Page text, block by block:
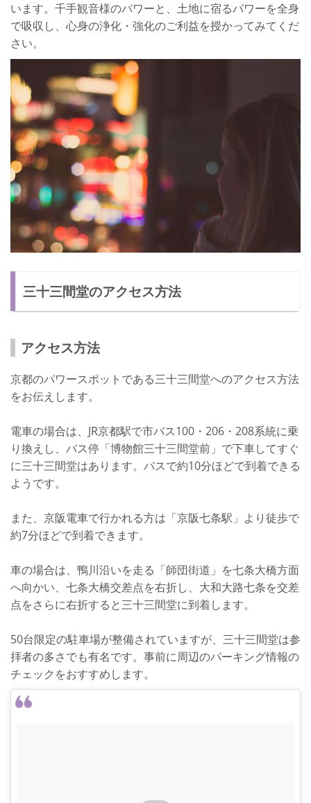
います。千手観音様のパワーと、土地に宿るパワーを全身
で吸収し、心身の浄化・強化のご利益を授かってみてくだ
さい。
三十三間堂のアクセス方法
アクセス方法
京都のパワースポットである三十三間堂へのアクセス方法
をお伝えします。
電車の場合は、JR京都駅で市バス100・206・208系統に乗
り換えし、バス停「博物館三十三間堂前」で下車してすぐ
に三十三間堂はあります。バスで約10分ほどで到着できる
ようです。
また、京阪電車で行かれる方は「京阪七条駅」より徒歩で
約7分ほどで到着できます。
車の場合は、鴨川沿いを走る「師団街道」を七条大橋方面
へ向かい、七条大橋交差点を右折し、大和大路七条を交差
点をさらに右折すると三十三間堂に到着します。
50台限定の駐車場が整備されていますが、三十三間堂は参
拝者の多さでも有名です。事前に周辺のパーキング情報の
チェックをおすすめします。